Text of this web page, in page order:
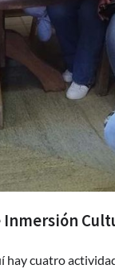
hay cuatro